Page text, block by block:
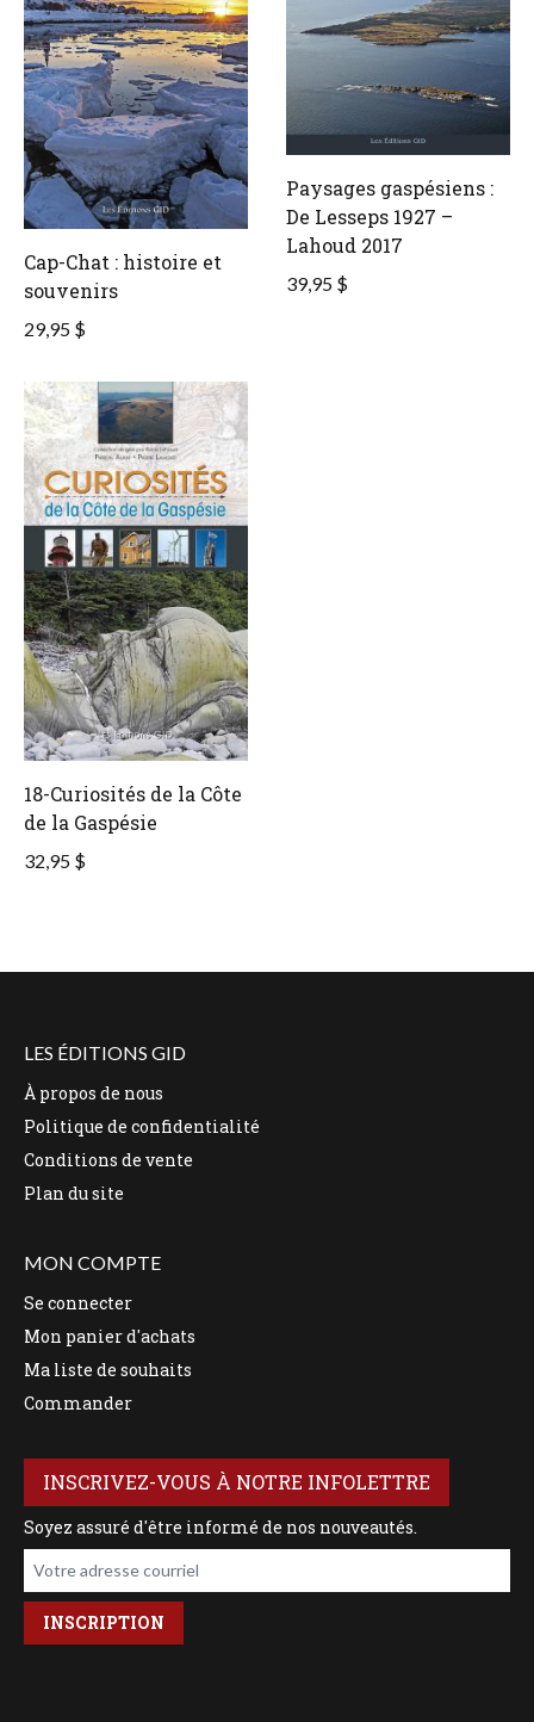
Cap-Chat : histoire et
souvenirs
29,95 $
Paysages gaspésiens :
De Lesseps 1927 –
Lahoud 2017
39,95 $
18-Curiosités de la Côte
de la Gaspésie
32,95 $
LES ÉDITIONS GID
À propos de nous
Politique de confidentialité
Conditions de vente
Plan du site
MON COMPTE
Se connecter
Mon panier d'achats
Ma liste de souhaits
Commander
INSCRIVEZ-VOUS À NOTRE INFOLETTRE
Soyez assuré d'être informé de nos nouveautés.
Votre adresse courriel